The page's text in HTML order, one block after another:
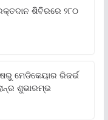
ଶିବିରରେ ୨୮୦
ମେଡିକେୟାର ରିଜର୍ଭ
ଶୁଭାରମ୍ଭ